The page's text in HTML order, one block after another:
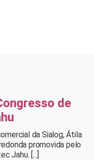
de
da Sialog, Átila
promovida pelo
Jahu. [...]